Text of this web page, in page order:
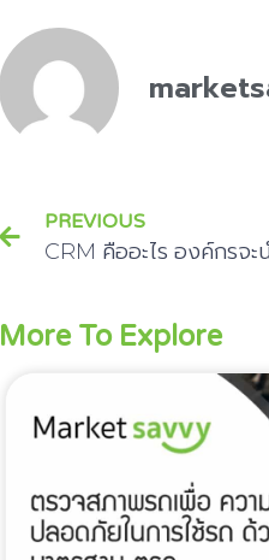
PREVIOUS
CRM คืออะไร องค์กรจะ
More To Explore